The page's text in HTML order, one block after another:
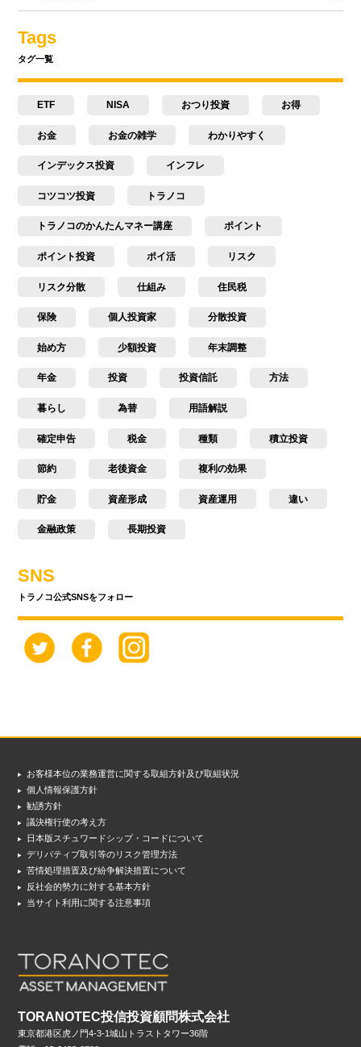
Tags
タグ一覧
ETF NISA おつり投資 お得
お金 お金の雑学 わかりやすく
インデックス投資 インフレ
コツコツ投資 トラノコ
トラノコのかんたんマネー講座 ポイント
ポイント投資 ポイ活 リスク
リスク分散 仕組み 住民税
保険 個人投資家 分散投資
始め方 少額投資 年末調整
年金 投資 投資信託 方法
暮らし 為替 用語解説
確定申告 税金 種類 積立投資
節約 老後資金 複利の効果
貯金 資産形成 資産運用 違い
金融政策 長期投資
SNS
トラノコ公式SNSをフォロー
お客様本位の業務運営に関する取組方針及び取組状況
個人情報保護方針
勧誘方針
議決権行使の考え方
日本版スチュワードシップ・コードについて
デリバティブ取引等のリスク管理方法
苦情処理措置及び紛争解決措置について
反社会的勢力に対する基本方針
当サイト利用に関する注意事項
TORANOTEC投信投資顧問株式会社
東京都港区虎ノ門4-3-1城山トラストタワー36階